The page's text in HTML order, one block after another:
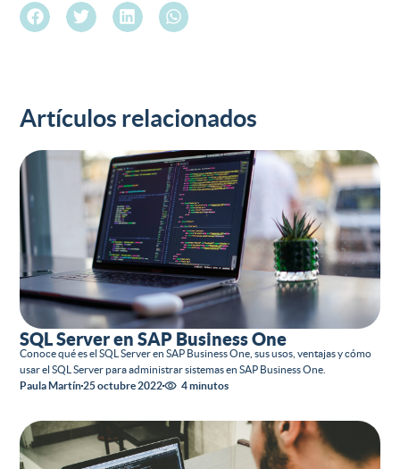
Artículos relacionados
SQL Server en SAP Business One
Conoce qué es el SQL Server en SAP Business One, sus usos, ventajas y cómo
usar el SQL Server para administrar sistemas en SAP Business One.
Paula Martín25 octubre 2022 4 minutos